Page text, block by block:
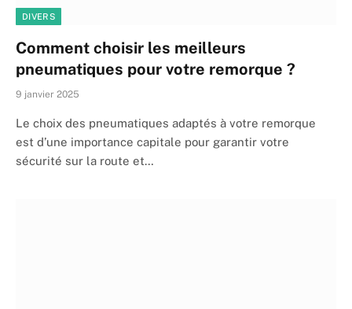
DIVERS
Comment choisir les meilleurs
pneumatiques pour votre remorque ?
9 janvier 2025
Le choix des pneumatiques adaptés à votre remorque
est d’une importance capitale pour garantir votre
sécurité sur la route et…